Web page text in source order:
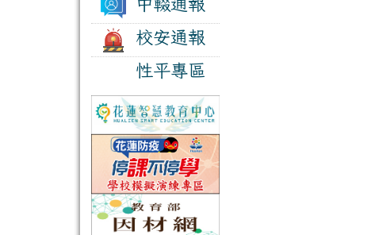
中輟通報
校安通報
性平專區